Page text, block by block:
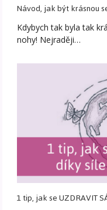
Návod, jak být krásnou
Kdybych tak byla tak
nohy! Nejraději…
1 tip, jak se UZDRAVIT